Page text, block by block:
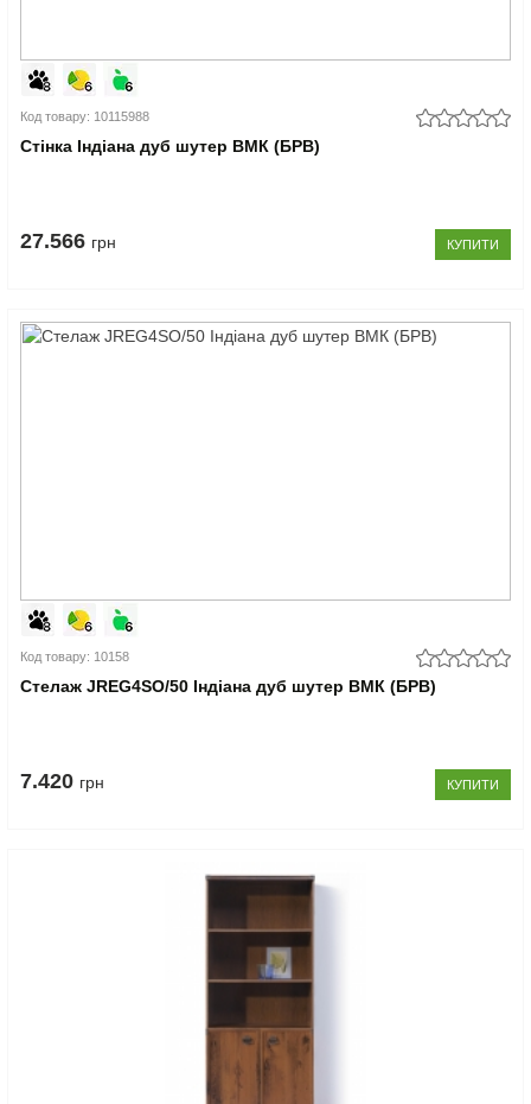
Код товару: 10115988
Cтінка Індіана дуб шутер ВМК (БРВ)
27.566 грн КУПИТИ
Код товару: 10158
Стелаж JREG4SO/50 Індіана дуб шутер ВМК (БРВ)
7.420 грн КУПИТИ